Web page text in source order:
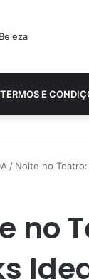
TERMOS E
/ Noite no
no